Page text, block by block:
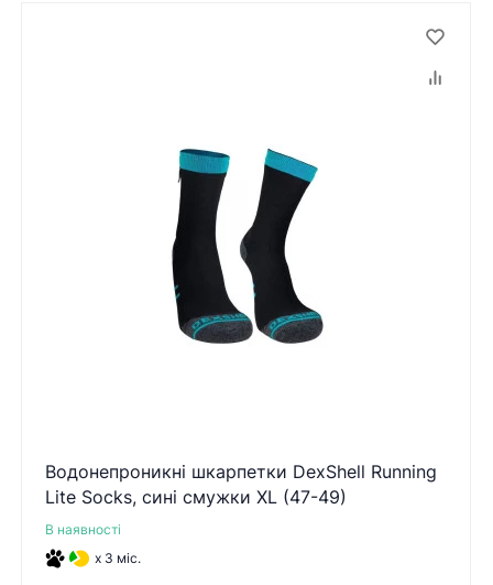
Водонепроникні шкарпетки DexShell Running
Lite Socks, сині смужки XL (47-49)
В наявності
x 3 міс.